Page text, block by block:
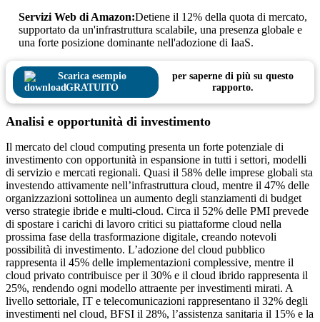
Servizi Web di Amazon:Detiene il 12% della quota di mercato,
supportato da un'infrastruttura scalabile, una presenza globale e
una forte posizione dominante nell'adozione di IaaS.
Scarica esempio
GRATUITO
per saperne di più su questo
rapporto.
Analisi e opportunità di investimento
Il mercato del cloud computing presenta un forte potenziale di
investimento con opportunità in espansione in tutti i settori, modelli
di servizio e mercati regionali. Quasi il 58% delle imprese globali sta
investendo attivamente nell’infrastruttura cloud, mentre il 47% delle
organizzazioni sottolinea un aumento degli stanziamenti di budget
verso strategie ibride e multi-cloud. Circa il 52% delle PMI prevede
di spostare i carichi di lavoro critici su piattaforme cloud nella
prossima fase della trasformazione digitale, creando notevoli
possibilità di investimento. L’adozione del cloud pubblico
rappresenta il 45% delle implementazioni complessive, mentre il
cloud privato contribuisce per il 30% e il cloud ibrido rappresenta il
25%, rendendo ogni modello attraente per investimenti mirati. A
livello settoriale, IT e telecomunicazioni rappresentano il 32% degli
investimenti nel cloud, BFSI il 28%, l’assistenza sanitaria il 15% e la